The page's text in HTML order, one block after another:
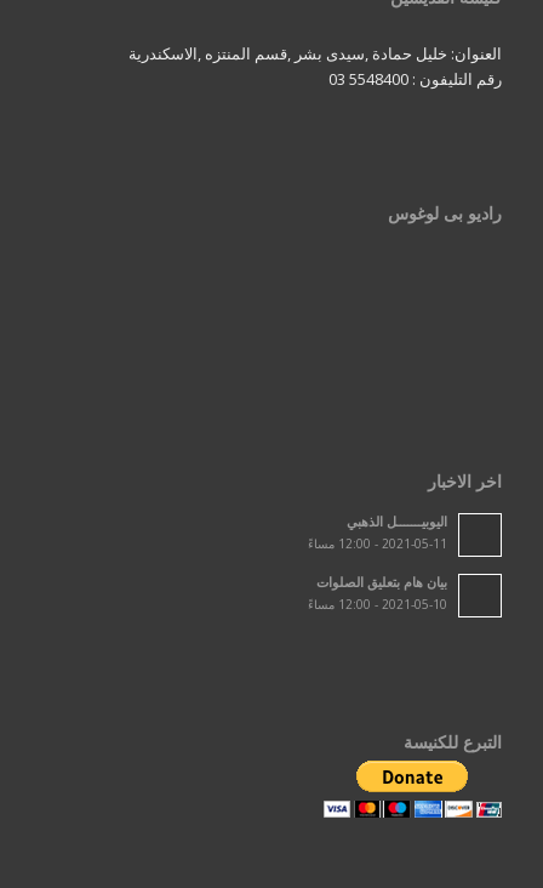
العنوان: خليل حمادة ,سيدى بشر ,قسم المنتزه ,الاسكندرية
رقم التليفون : 5548400 03
راديو بى لوغوس
اخر الاخبار
اليوبيـــــــل الذهبي
2021-05-11 - 12:00 مساءً
بيان هام بتعليق الصلوات
2021-05-10 - 12:00 مساءً
التبرع للكنيسة